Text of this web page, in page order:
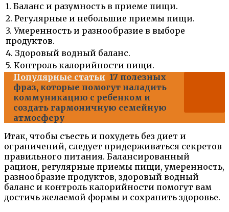
1. Баланс и разумность в приеме пищи.
2. Регулярные и небольшие приемы пищи.
3. Умеренность и разнообразие в выборе
продуктов.
4. Здоровый водный баланс.
5. Контроль калорийности пищи.
Популярные статьи 17 полезных
фраз, которые помогут наладить
коммуникацию с ребенком и
создать гармоничную семейную
атмосферу
Итак, чтобы съесть и похудеть без диет и
ограничений, следует придерживаться секретов
правильного питания. Балансированный
рацион, регулярные приемы пищи, умеренность,
разнообразие продуктов, здоровый водный
баланс и контроль калорийности помогут вам
достичь желаемой формы и сохранить здоровье.